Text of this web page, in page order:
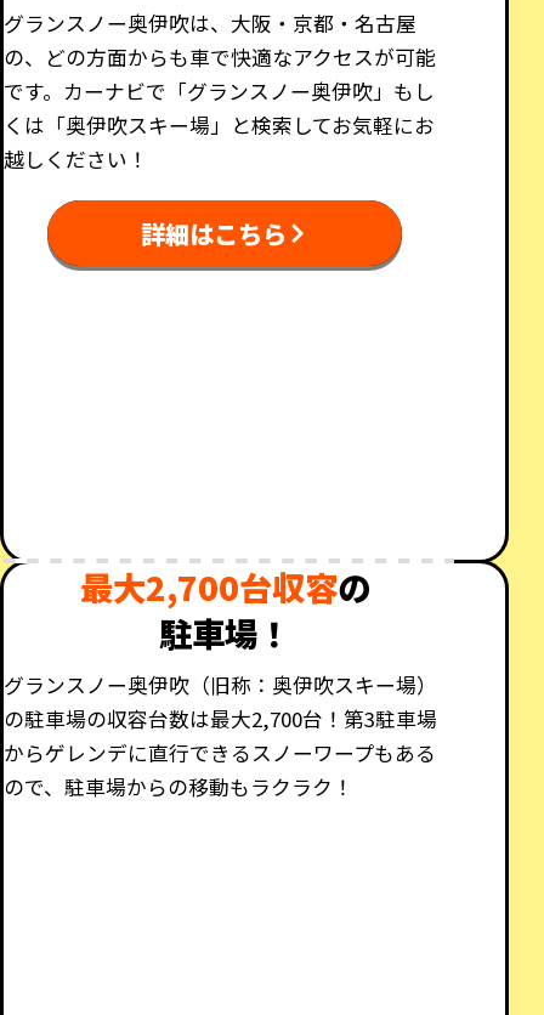
グランスノー奥伊吹は、大阪・京都・名古屋
の、どの方面からも車で快適なアクセスが可能
です。カーナビで「グランスノー奥伊吹」もし
くは「奥伊吹スキー場」と検索してお気軽にお
越しください！
詳細はこちら
最大2,700台収容の
駐車場！
グランスノー奥伊吹（旧称：奥伊吹スキー場）
の駐車場の収容台数は最大2,700台！第3駐車場
からゲレンデに直行できるスノーワープもある
ので、駐車場からの移動もラクラク！